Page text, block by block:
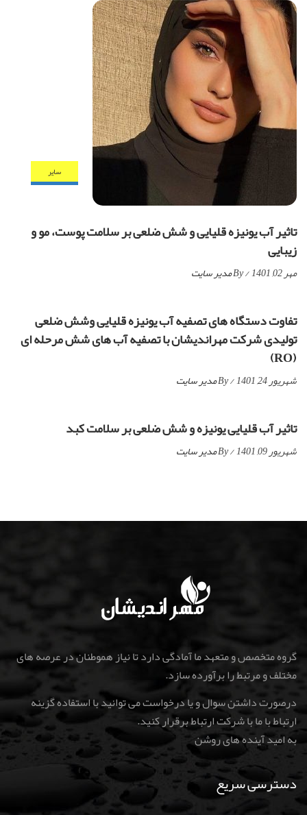
ساير
تاثیر آب یونیزه قلیایی و شش ضلعی بر سلامت پوست، مو و
زیبایی
مهر 02, 1401 / By مدیر سایت
تفاوت دستگاه های تصفیه آب یونیزه قلیایی وشش ضلعی
تولیدی شرکت مهراندیشان با تصفیه آب های شش مرحله ای
(RO)
شهریور 24, 1401 / By مدیر سایت
تاثیر آب قلیایی یونیزه و شش ضلعی بر سلامت کبد
شهریور 09, 1401 / By مدیر سایت
گروه متخصص و متعهد ما آمادگی دارد تا نیاز هموطنان در عرصه های
مختلف و مرتبط را برآورده سازد.
درصورت داشتن سوال و یا درخواست می توانید با استفاده گزینه
ارتباط با ما با شرکت ارتباط برقرار کنید.
به امید آینده های روشن
دسترسی سریع